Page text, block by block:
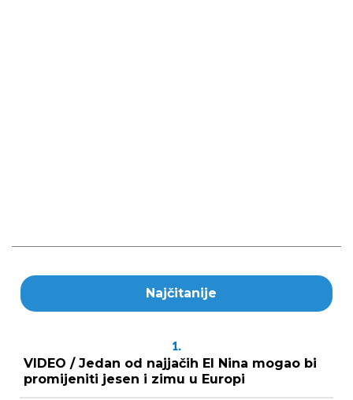
Najčitanije
1.
VIDEO / Jedan od najjačih El Nina mogao bi
promijeniti jesen i zimu u Europi